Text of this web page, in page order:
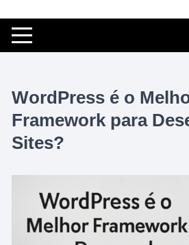
WordPress é o
Framework para
Sites?